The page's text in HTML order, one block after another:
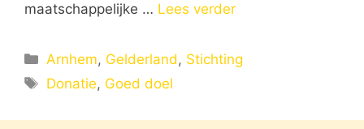
maatschappelijke … Lees verder
Categorieën
Arnhem, Gelderland, Stichting
Tags
Donatie, Goed doel